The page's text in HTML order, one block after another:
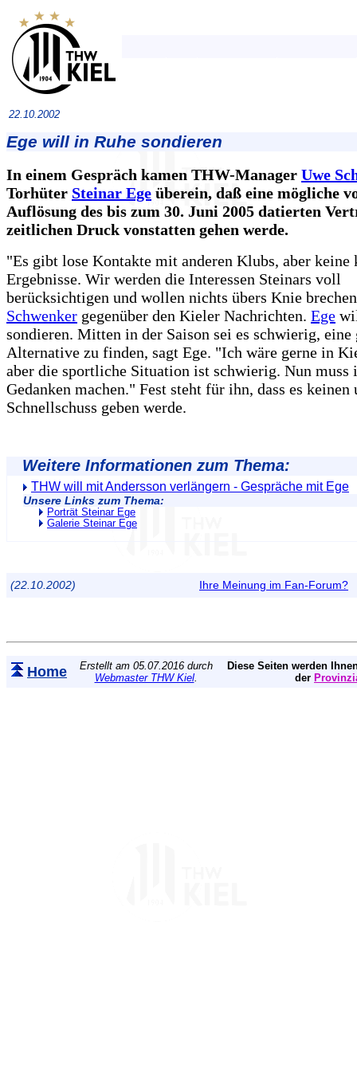
22.10.2002
Ege will in Ruhe sondieren
In einem Gespräch kamen THW-Manager Uwe
Torhüter Steinar Ege überein, daß eine mögliche
Auflösung des bis zum 30. Juni 2005 datierten
zeitlichen Druck vonstatten gehen werde.
"Es gibt lose Kontakte mit anderen Klubs, aber keine
Ergebnisse. Wir werden die Interessen Steinars voll
berücksichtigen und wollen nichts übers Knie
Schwenker gegenüber den Kieler Nachrichten. Ege
sondieren. Mitten in der Saison sei es schwierig, eine
Alternative zu finden, sagt Ege. "Ich wäre gerne in
aber die sportliche Situation ist schwierig. Nun muss
Gedanken machen." Fest steht für ihn, dass es keinen
Schnellschuss geben werde.
Weitere Informationen zum Thema:
THW will mit Andersson verlängern - Gespräche mit Ege
Unsere Links zum Thema:
Porträt Steinar Ege
Galerie Steinar Ege
(22.10.2002) Ihre Meinung im Fan-Forum?
Home
Erstellt am 05.07.2016 durch
Webmaster THW Kiel.
Diese Seiten werden
der